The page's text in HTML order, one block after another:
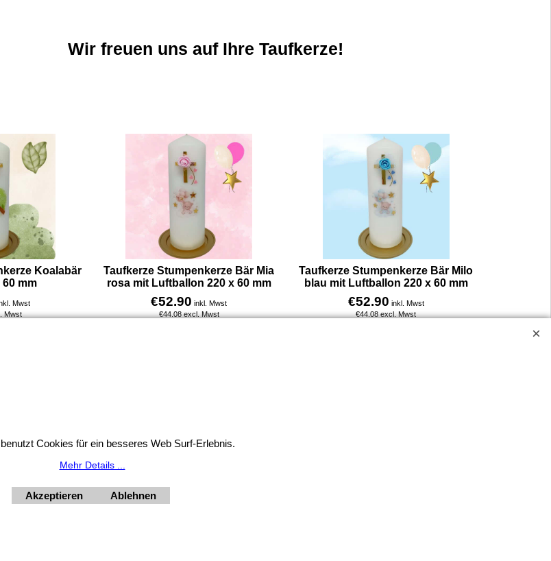
Wir freuen uns auf Ihre Taufkerze!
Koalabär
60 mm
Mwst
Mwst
Taufkerze Stumpenkerze Bär Mia
rosa mit Luftballon 220 x 60 mm
€52.90 inkl. Mwst
€44.08 excl. Mwst
Taufkerze Stumpenkerze Bär Milo
blau mit Luftballon 220 x 60 mm
€52.90 inkl. Mwst
€44.08 excl. Mwst
- 18 Uhr, Samstag 9 - 12 Uhr. Montag geschlossen.
Cookies für ein besseres Web Surf-Erlebnis.
Mehr Details ...
Akzeptieren Ablehnen